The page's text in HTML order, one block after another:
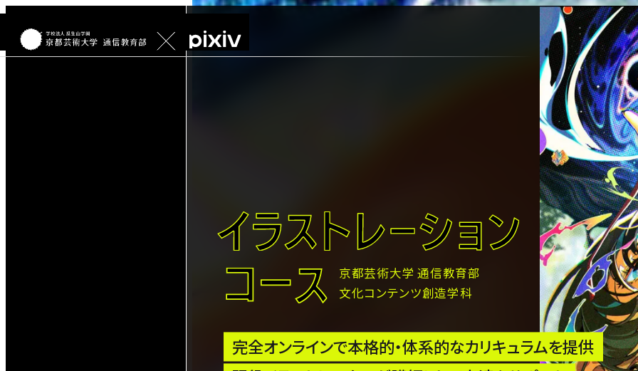
京都芸術大学 通信教育部
文化コンテンツ創造学科
完全オンラインで本格的・体系的なカリキュラムを提供